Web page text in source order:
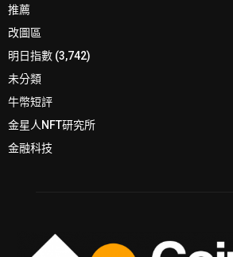
推薦
改圖區
明日指數 (3,742)
未分類
牛幣短評
金星人NFT研究所
金融科技